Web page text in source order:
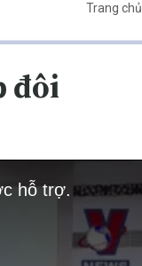
Trang chủ
đôi
hỗ trợ.